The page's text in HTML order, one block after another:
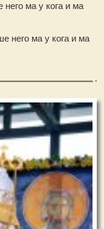
ма у кога и ма
него ма у кога и ма